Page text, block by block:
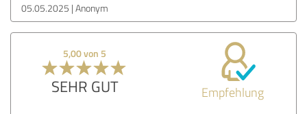
05.05.2025 Anonym
5,00 von 5
SEHR GUT Empfehlung